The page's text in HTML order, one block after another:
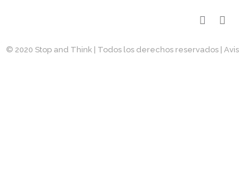
© 2020 Stop and Think | Todos los derechos reservados |